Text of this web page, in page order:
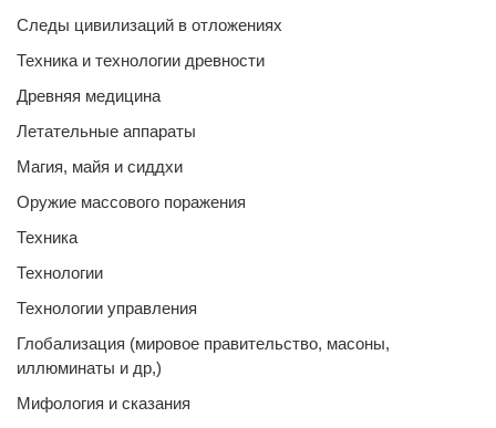
Следы цивилизаций в отложениях
Техника и технологии древности
Древняя медицина
Летательные аппараты
Магия, майя и сиддхи
Оружие массового поражения
Техника
Технологии
Технологии управления
Глобализация (мировое правительство, масоны,
иллюминаты и др,)
Мифология и сказания